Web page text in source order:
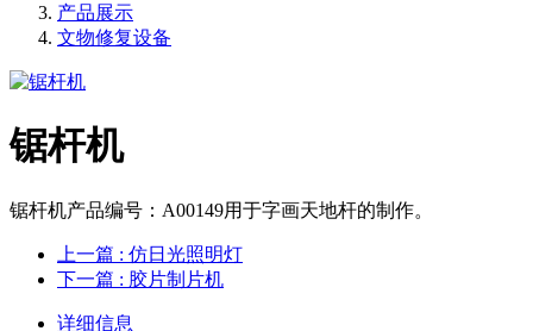
产品展示
文物修复设备
锯杆机
锯杆机产品编号：A00149用于字画天地杆的制作。
上一篇 : 仿日光照明灯
下一篇 : 胶片制片机
详细信息